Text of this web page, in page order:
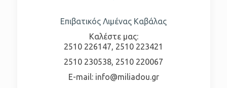
Επιβατικός Λιμένας Καβάλας
Καλέστε μας:
2510 226147, 2510 223421
2510 230538, 2510 220067
E-mail: info@miliadou.gr